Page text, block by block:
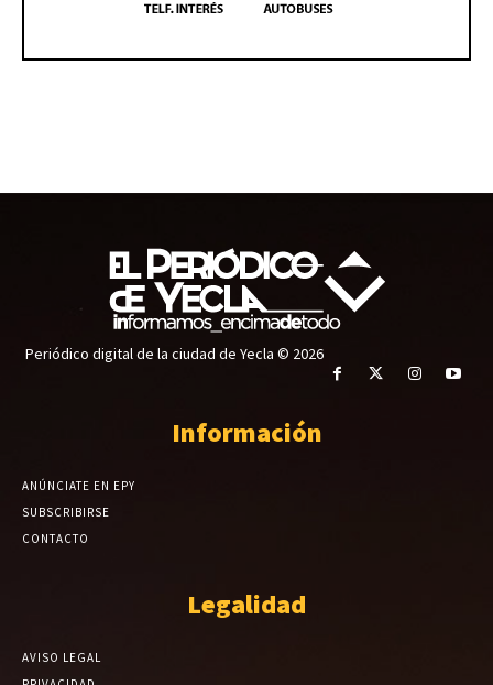
Periódico digital de la ciudad de Yecla © 2026
Información
ANÚNCIATE EN EPY
SUBSCRIBIRSE
CONTACTO
Legalidad
AVISO LEGAL